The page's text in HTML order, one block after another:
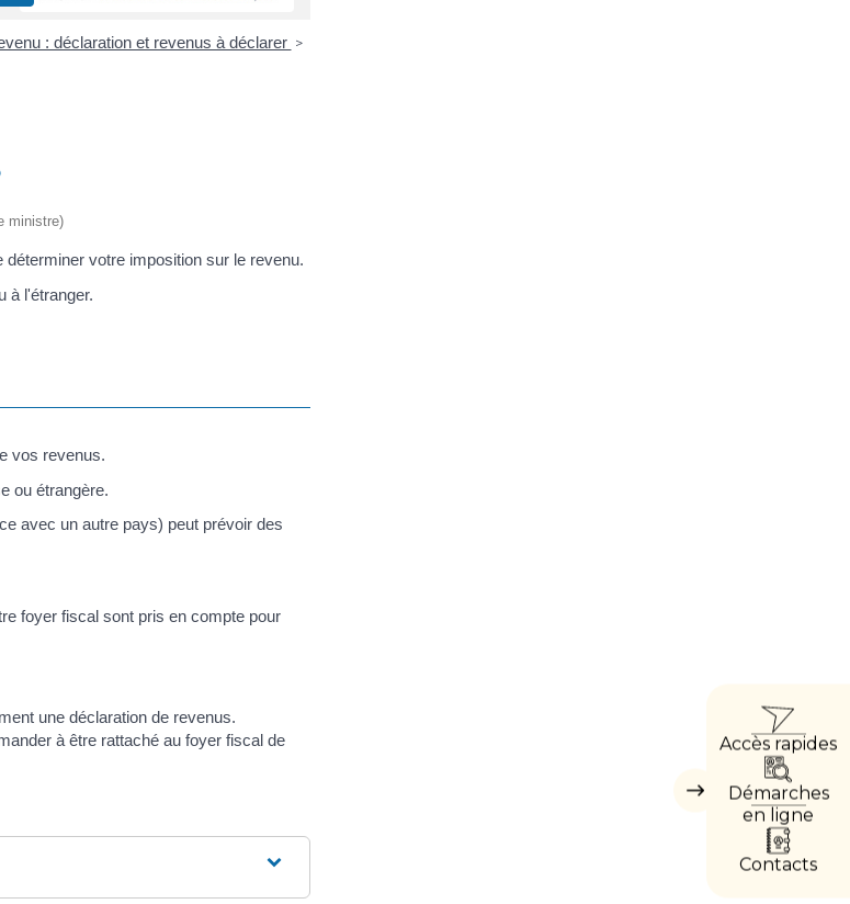
Masquer
Accès rapides
Démarches
en ligne
Contacts
: déclaration et revenus à déclarer >
ministre)
votre imposition sur le revenu.
à l'étranger.
vos revenus.
ou étrangère.
avec un autre pays) peut prévoir des
foyer fiscal sont pris en compte pour
une déclaration de revenus.
à être rattaché au foyer fiscal de